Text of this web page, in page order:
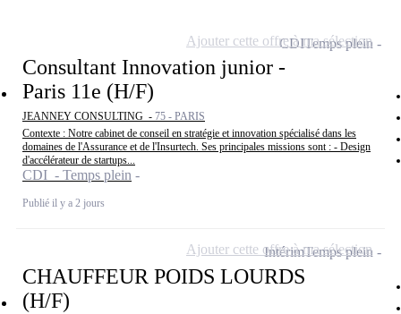
Consultant Innovation junior -
Paris 11e (H/F)
JEANNEY CONSULTING - 75 - PARIS
Contexte : Notre cabinet de conseil en stratégie et innovation spécialisé dans les
domaines de l'Assurance et de l'Insurtech. Ses principales missions sont : - Design
d'accélérateur de startups...
CDI - Temps plein
Publié il y a 2 jours
CDITemps plein
Ajouter cette offre à ma sélection
CHAUFFEUR POIDS LOURDS
(H/F)
IntérimTemps plein
Ajouter cette offre à ma sélection